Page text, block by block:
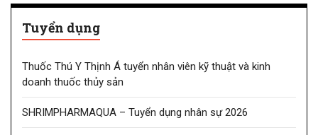
Tuyển dụng
Thuốc Thú Y Thịnh Á tuyển nhân viên kỹ thuật và kinh
doanh thuốc thủy sản
SHRIMPHARMAQUA – Tuyển dụng nhân sự 2026